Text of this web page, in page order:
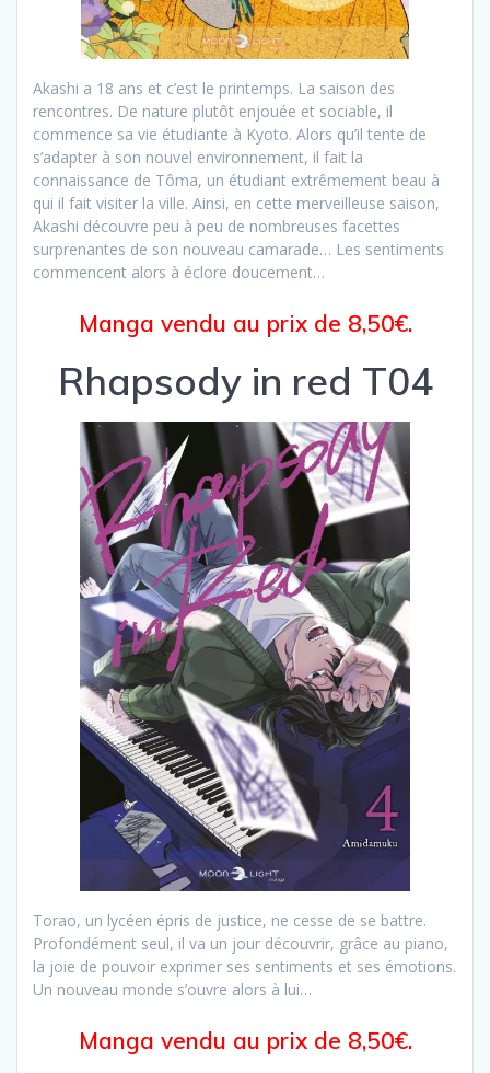
Akashi a 18 ans et c’est le printemps. La saison des
rencontres. De nature plutôt enjouée et sociable, il
commence sa vie étudiante à Kyoto. Alors qu’il tente de
s’adapter à son nouvel environnement, il fait la
connaissance de Tôma, un étudiant extrêmement beau à
qui il fait visiter la ville. Ainsi, en cette merveilleuse saison,
Akashi découvre peu à peu de nombreuses facettes
surprenantes de son nouveau camarade… Les sentiments
commencent alors à éclore doucement…
Manga vendu au prix de 8,50€.
Rhapsody in red T04
Torao, un lycéen épris de justice, ne cesse de se battre.
Profondément seul, il va un jour découvrir, grâce au piano,
la joie de pouvoir exprimer ses sentiments et ses émotions.
Un nouveau monde s’ouvre alors à lui…
Manga vendu au prix de 8,50€.